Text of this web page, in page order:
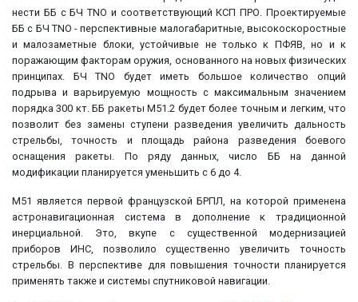
нести ББ с БЧ TNO и соответствующий КСП ПРО. Проектируемые
ББ с БЧ TNO - перспективные малогабаритные, высокоскоростные
и малозаметные блоки, устойчивые не только к ПФЯВ, но и к
поражающим факторам оружия, основанного на новых физических
принципах. БЧ TNO будет иметь большое количество опций
подрыва и варьируемую мощность с максимальным значением
порядка 300 кт. ББ ракеты М51.2 будет более точным и легким, что
позволит без замены ступени разведения увеличить дальность
стрельбы, точность и площадь района разведения боевого
оснащения ракеты. По ряду данных, число ББ на данной
модификации планируется уменьшить с 6 до 4.
М51 является первой французской БРПЛ, на которой применена
астронавигационная система в дополнение к традиционной
инерциальной. Это, вкупе с существенной модернизацией
приборов ИНС, позволило существенно увеличить точность
стрельбы. В перспективе для повышения точности планируется
применять также и системы спутниковой навигации.